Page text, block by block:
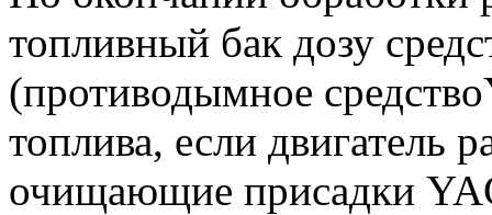
топливный бак дозу
(противодымное
топлива, если двигатель
очищающие присадки